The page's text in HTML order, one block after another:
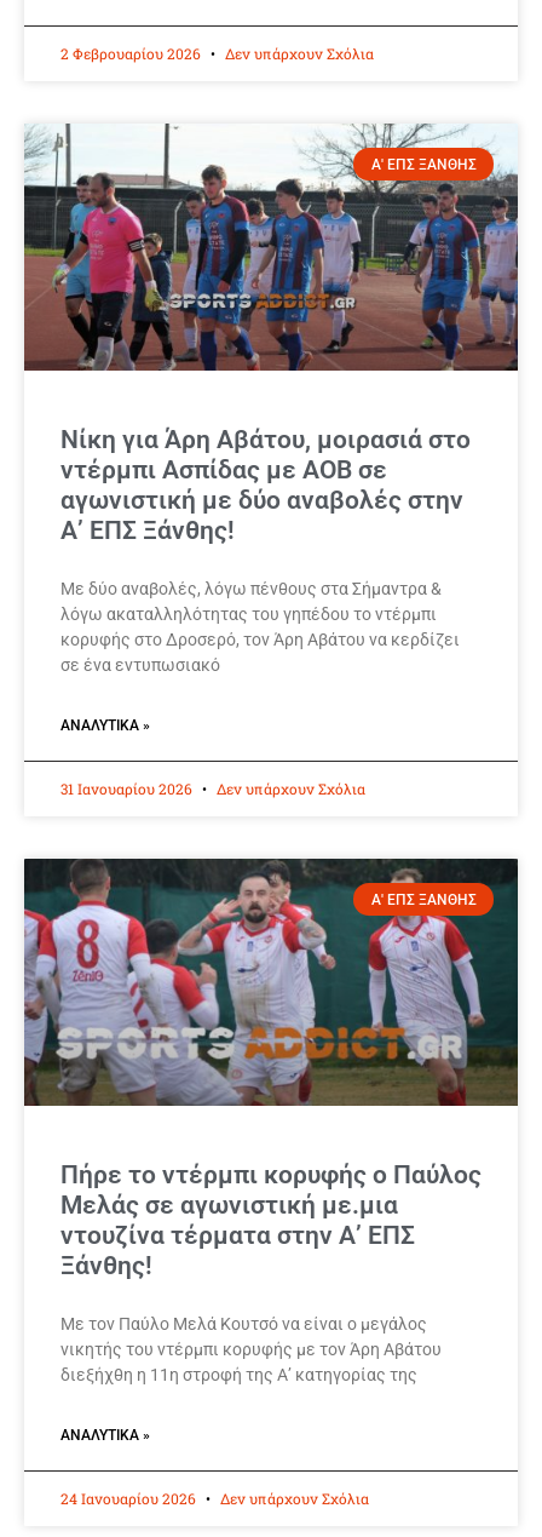
2 Φεβρουαρίου 2026 Δεν υπάρχουν Σχόλια
Α' ΕΠΣ ΞΑΝΘΗΣ
Νίκη για Άρη Αβάτου, μοιρασιά στο
ντέρμπι Ασπίδας με ΑΟΒ σε
αγωνιστική με δύο αναβολές στην
Α’ ΕΠΣ Ξάνθης!
Με δύο αναβολές, λόγω πένθους στα Σήμαντρα &
λόγω ακαταλληλότητας του γηπέδου το ντέρμπι
κορυφής στο Δροσερό, τον Άρη Αβάτου να κερδίζει
σε ένα εντυπωσιακό
ΑΝΑΛΥΤΙΚΆ »
31 Ιανουαρίου 2026 Δεν υπάρχουν Σχόλια
Α' ΕΠΣ ΞΑΝΘΗΣ
Πήρε το ντέρμπι κορυφής ο Παύλος
Μελάς σε αγωνιστική με.μια
ντουζίνα τέρματα στην Α’ ΕΠΣ
Ξάνθης!
Με τον Παύλο Μελά Κουτσό να είναι ο μεγάλος
νικητής του ντέρμπι κορυφής με τον Άρη Αβάτου
διεξήχθη η 11η στροφή της Α’ κατηγορίας της
ΑΝΑΛΥΤΙΚΆ »
24 Ιανουαρίου 2026 Δεν υπάρχουν Σχόλια